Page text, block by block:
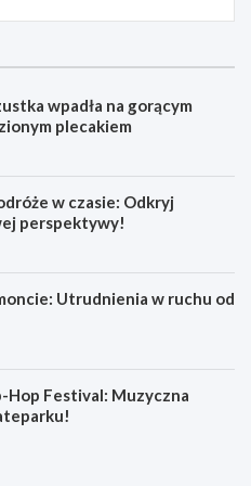
wpadła na gorącym
plecakiem
w czasie: Odkryj
perspektywy!
Utrudnienia w ruchu od
Hop Festival: Muzyczna